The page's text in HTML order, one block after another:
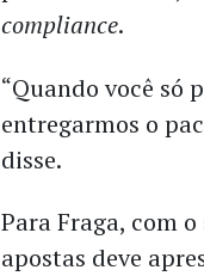
compliance.
“Quando você só
entregarmos o
disse.
Para Fraga, com
apostas deve